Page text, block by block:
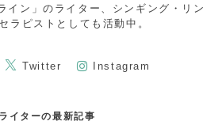
イン」のライター、シンギング・リン
ラピストとしても活動中。
Twitter Instagram
イターの最新記事